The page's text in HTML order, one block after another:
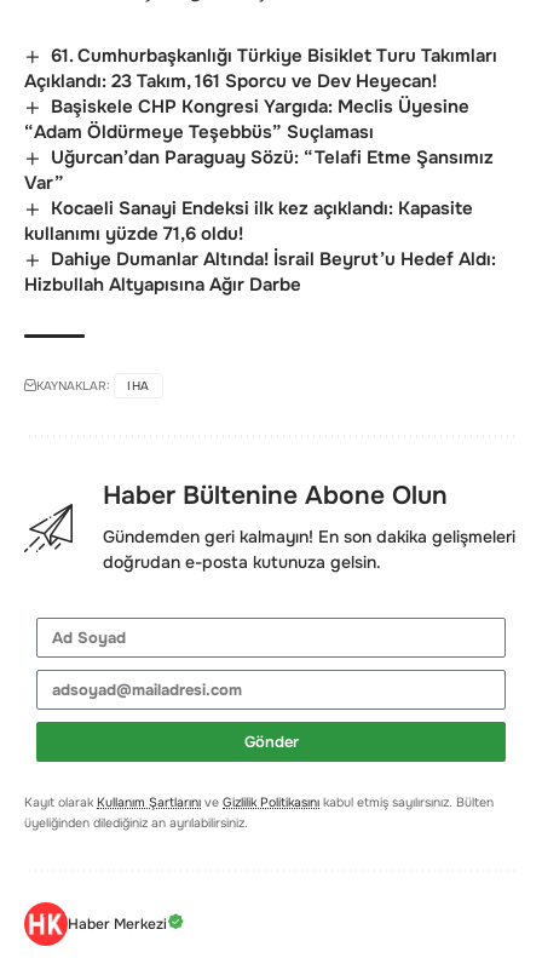
61. Cumhurbaşkanlığı Türkiye Bisiklet Turu Takımları
Açıklandı: 23 Takım, 161 Sporcu ve Dev Heyecan!
Başiskele CHP Kongresi Yargıda: Meclis Üyesine
“Adam Öldürmeye Teşebbüs” Suçlaması
Uğurcan’dan Paraguay Sözü: “Telafi Etme Şansımız
Var”
Kocaeli Sanayi Endeksi ilk kez açıklandı: Kapasite
kullanımı yüzde 71,6 oldu!
Dahiye Dumanlar Altında! İsrail Beyrut’u Hedef Aldı:
Hizbullah Altyapısına Ağır Darbe
KAYNAKLAR: IHA
Haber Bültenine Abone Olun
Gündemden geri kalmayın! En son dakika gelişmeleri
doğrudan e-posta kutunuza gelsin.
Gönder
Kayıt olarak Kullanım Şartlarını ve Gizlilik Politikasını kabul etmiş sayılırsınız. Bülten
üyeliğinden dilediğiniz an ayrılabilirsiniz.
Haber Merkezi